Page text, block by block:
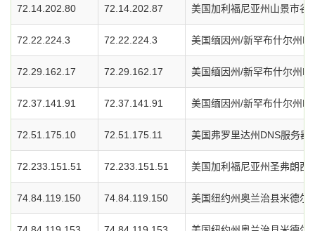
72.14.202.80 72.14.202.87 美国加利福尼亚州山景市谷
72.22.224.3 72.22.224.3 美国缅因州/新罕布什尔州
72.29.162.17 72.29.162.17 美国缅因州/新罕布什尔州
72.37.141.91 72.37.141.91 美国缅因州/新罕布什尔州
72.51.175.10 72.51.175.11 美国弗罗里达州DNS服务器
72.233.151.51 72.233.151.51 美国加利福尼亚州圣弗朗西
74.84.119.150 74.84.119.150 美国纽约州奥兰治县米德尔